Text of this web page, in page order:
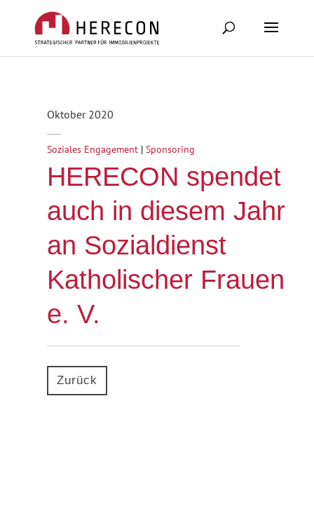
Oktober 2020
Soziales Engagement| Sponsoring
HERECON spendet
auch in diesem Jahr
an Sozialdienst
Katholischer Frauen
e. V.